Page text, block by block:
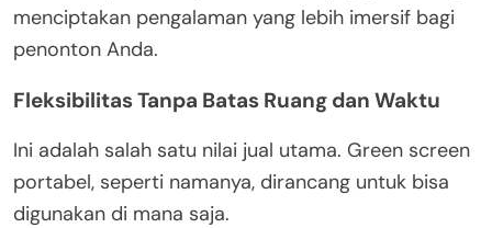
menciptakan pengalaman yang lebih imersif bagi
penonton Anda.
Fleksibilitas Tanpa Batas Ruang dan Waktu
Ini adalah salah satu nilai jual utama. Green screen
portabel, seperti namanya, dirancang untuk bisa
digunakan di mana saja.